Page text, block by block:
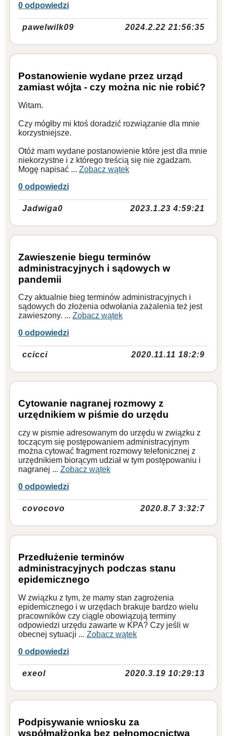
0 odpowiedzi
pawelwilk09 2024.2.22 21:56:35
Postanowienie wydane przez urząd
zamiast wójta - czy można nic nie robić?
Witam.
Czy mógłby mi ktoś doradzić rozwiązanie dla mnie
korzystniejsze.
Otóż mam wydane postanowienie które jest dla mnie
niekorzystne i z którego treścią się nie zgadzam.
Mogę napisać ... Zobacz wątek
0 odpowiedzi
Jadwiga0 2023.1.23 4:59:21
Zawieszenie biegu terminów
administracyjnych i sądowych w
pandemii
Czy aktualnie bieg terminów administracyjnych i
sądowych do złożenia odwołania zażalenia też jest
zawieszony. ... Zobacz wątek
0 odpowiedzi
ccicci 2020.11.11 18:2:9
Cytowanie nagranej rozmowy z
urzędnikiem w piśmie do urzędu
czy w pismie adresowanym do urzędu w związku z
toczącym się postępowaniem administracyjnym
można cytować fragment rozmowy telefonicznej z
urzędnikiem biorącym udział w tym postępowaniu i
nagranej ... Zobacz wątek
0 odpowiedzi
covocovo 2020.8.7 3:32:7
Przedłużenie terminów
administracyjnych podczas stanu
epidemicznego
W związku z tym, że mamy stan zagrożenia
epidemicznego i w urzędach brakuje bardzo wielu
pracowników czy ciągle obowiązują terminy
odpowiedzi urzędu zawarte w KPA? Czy jeśli w
obecnej sytuacji ... Zobacz wątek
0 odpowiedzi
exeol 2020.3.19 10:29:13
Podpisywanie wniosku za
współmałżonka bez pełnomocnictwa